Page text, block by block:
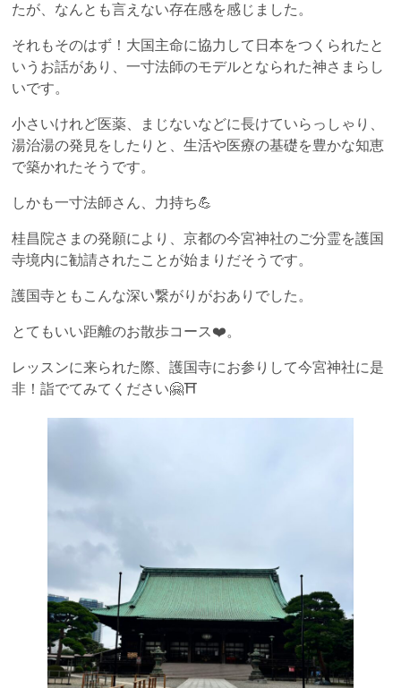
たが、なんとも言えない存在感を感じました。
それもそのはず！大国主命に協力して日本をつくられたと
いうお話があり、一寸法師のモデルとなられた神さまらし
いです。
小さいけれど医薬、まじないなどに長けていらっしゃり、
湯治湯の発見をしたりと、生活や医療の基礎を豊かな知恵
で築かれたそうです。
しかも一寸法師さん、力持ち💪
桂昌院さまの発願により、京都の今宮神社のご分霊を護国
寺境内に勧請されたことが始まりだそうです。
護国寺ともこんな深い繋がりがおありでした。
とてもいい距離のお散歩コース❤️。
レッスンに来られた際、護国寺にお参りして今宮神社に是
非！詣でてみてください🤗⛩️